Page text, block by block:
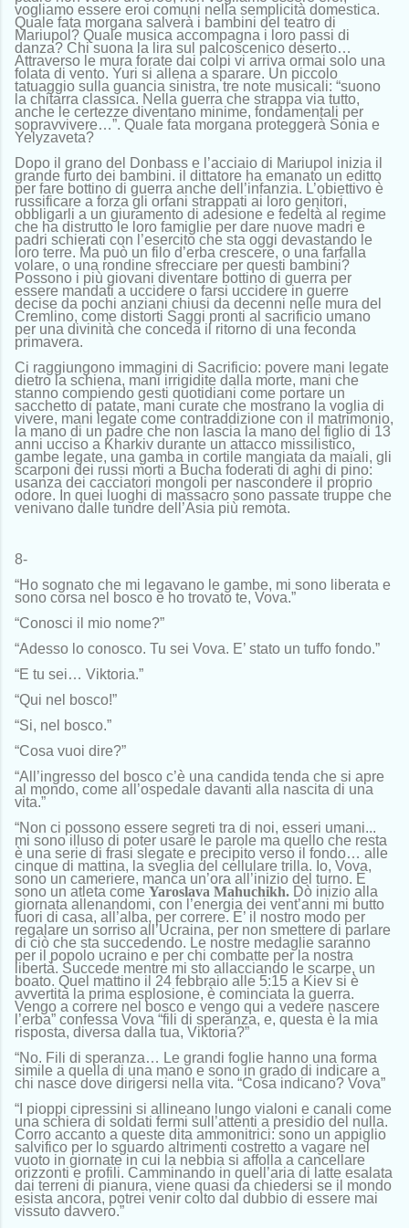
vogliamo essere eroi comuni nella semplicità domestica.
Quale fata morgana salverà i bambini del teatro di
Mariupol? Quale musica accompagna i loro passi di
danza? Chi suona la lira sul palcoscenico deserto…
Attraverso le mura forate dai colpi vi arriva ormai solo una
folata di vento. Yuri si allena a sparare. Un piccolo
tatuaggio sulla guancia sinistra, tre note musicali: “suono
la chitarra classica. Nella guerra che strappa via tutto,
anche le certezze diventano minime, fondamentali per
sopravvivere…”. Quale fata morgana proteggerà Sonia e
Yelyzaveta?
Dopo il grano del Donbass e l’acciaio di Mariupol inizia il
grande furto dei bambini. il dittatore ha emanato un editto
per fare bottino di guerra anche dell’infanzia. L’obiettivo è
russificare a forza gli orfani strappati ai loro genitori,
obbligarli a un giuramento di adesione e fedeltà al regime
che ha distrutto le loro famiglie per dare nuove madri e
padri schierati con l’esercito che sta oggi devastando le
loro terre. Ma può un filo d’erba crescere, o una farfalla
volare, o una rondine sfrecciare per questi bambini?
Possono i più giovani diventare bottino di guerra per
essere mandati a uccidere o farsi uccidere in guerre
decise da pochi anziani chiusi da decenni nelle mura del
Cremlino, come distorti Saggi pronti al sacrificio umano
per una divinità che conceda il ritorno di una feconda
primavera.
Ci raggiungono immagini di Sacrificio: povere mani legate
dietro la schiena, mani irrigidite dalla morte, mani che
stanno compiendo gesti quotidiani come portare un
sacchetto di patate, mani curate che mostrano la voglia di
vivere, mani legate come contraddizione con il matrimonio,
la mano di un padre che non lascia la mano del figlio di 13
anni ucciso a Kharkiv durante un attacco missilistico,
gambe legate, una gamba in cortile mangiata da maiali, gli
scarponi dei russi morti a Bucha foderati di aghi di pino:
usanza dei cacciatori mongoli per nascondere il proprio
odore. In quei luoghi di massacro sono passate truppe che
venivano dalle tundre dell’Asia più remota.
8-
“Ho sognato che mi legavano le gambe, mi sono liberata e
sono corsa nel bosco e ho trovato te, Vova.”
“Conosci il mio nome?”
“Adesso lo conosco. Tu sei Vova. E’ stato un tuffo fondo.”
“E tu sei… Viktoria.”
“Qui nel bosco!”
“Si, nel bosco.”
“Cosa vuoi dire?”
“All’ingresso del bosco c’è una candida tenda che si apre
al mondo, come all’ospedale davanti alla nascita di una
vita.”
“Non ci possono essere segreti tra di noi, esseri umani...
mi sono illuso di poter usare le parole ma quello che resta
è una serie di frasi slegate e precipito verso il fondo… alle
cinque di mattina, la sveglia del cellulare trilla. Io, Vova,
sono un cameriere, manca un’ora all’inizio del turno. E
sono un atleta come Yaroslava Mahuchikh. Dò inizio alla
giornata allenandomi, con l’energia dei vent’anni mi butto
fuori di casa, all’alba, per correre. E’ il nostro modo per
regalare un sorriso all’Ucraina, per non smettere di parlare
di ciò che sta succedendo. Le nostre medaglie saranno
per il popolo ucraino e per chi combatte per la nostra
libertà. Succede mentre mi sto allacciando le scarpe, un
boato. Quel mattino il 24 febbraio alle 5:15 a Kiev si è
avvertita la prima esplosione, è cominciata la guerra.
Vengo a correre nel bosco e vengo qui a vedere nascere
l’erba” confessa Vova “fili di speranza, e, questa è la mia
risposta, diversa dalla tua, Viktoria?”
“No. Fili di speranza… Le grandi foglie hanno una forma
simile a quella di una mano e sono in grado di indicare a
chi nasce dove dirigersi nella vita. “Cosa indicano? Vova”
“I pioppi cipressini si allineano lungo vialoni e canali come
una schiera di soldati fermi sull’attenti a presidio del nulla.
Corro accanto a queste dita ammonitrici: sono un appiglio
salvifico per lo sguardo altrimenti costretto a vagare nel
vuoto in giornate in cui la nebbia si affolla a cancellare
orizzonti e profili. Camminando in quell’aria di latte esalata
dai terreni di pianura, viene quasi da chiedersi se il mondo
esista ancora, potrei venir colto dal dubbio di essere mai
vissuto davvero.”